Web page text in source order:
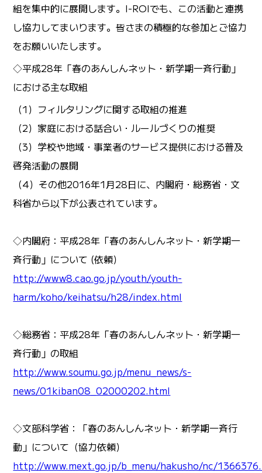
組を集中的に展開します。I-ROIでも、この活動と連携
し協力してまいります。皆さまの積極的な参加とご協力
をお願いいたします。
◇平成28年「春のあんしんネット・新学期一斉行動」
における主な取組
（1）フィルタリングに関する取組の推進
（2）家庭における話合い・ルールづくりの推奨
（3）学校や地域・事業者のサービス提供における普及
啓発活動の展開
（4）その他2016年1月28日に、内閣府・総務省・文
科省から以下が公表されています。
◇内閣府：平成28年「春のあんしんネット・新学期一
斉行動」について (依頼）
http://www8.cao.go.jp/youth/youth-
harm/koho/keihatsu/h28/index.html
◇総務省：平成28年「春のあんしんネット・新学期一
斉行動」の取組
http://www.soumu.go.jp/menu_news/s-
news/01kiban08_02000202.html
◇文部科学省：「春のあんしんネット・新学期一斉行
動」について（協力依頼）
http://www.mext.go.jp/b_menu/hakusho/nc/